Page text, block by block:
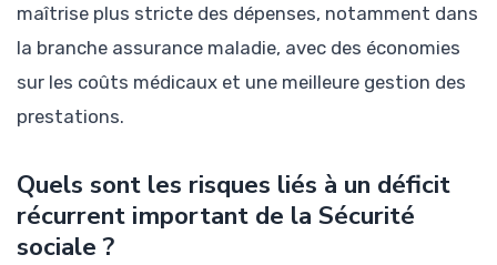
maîtrise plus stricte des dépenses, notamment dans
la branche assurance maladie, avec des économies
sur les coûts médicaux et une meilleure gestion des
prestations.
Quels sont les risques liés à un déficit
récurrent important de la Sécurité
sociale ?